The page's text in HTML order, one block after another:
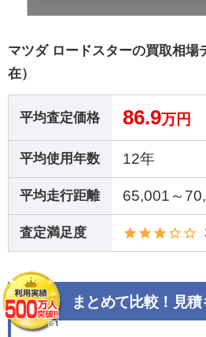
マツダ ロードスターの買取相場
在）
平均査定価格 86.9万円
平均使用年数 12年
平均走行距離 65,001～
査定満足度
まとめて比較！見